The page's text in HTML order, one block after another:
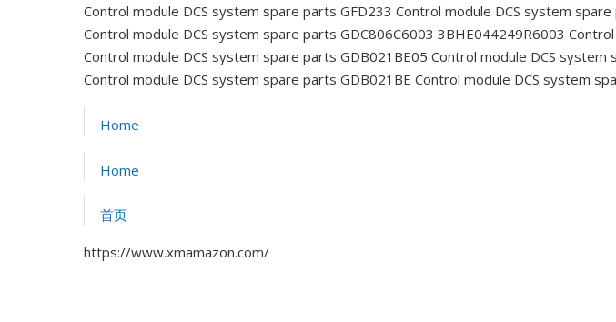
Control module DCS system spare parts GFD233 Control module DCS system
Control module DCS system spare parts GDC806C6003 3BHE044249R6003
Control module DCS system spare parts GDB021BE05 Control module DCS system
Control module DCS system spare parts GDB021BE Control module DCS system
Home
Home
首页
https://www.xmamazon.com/